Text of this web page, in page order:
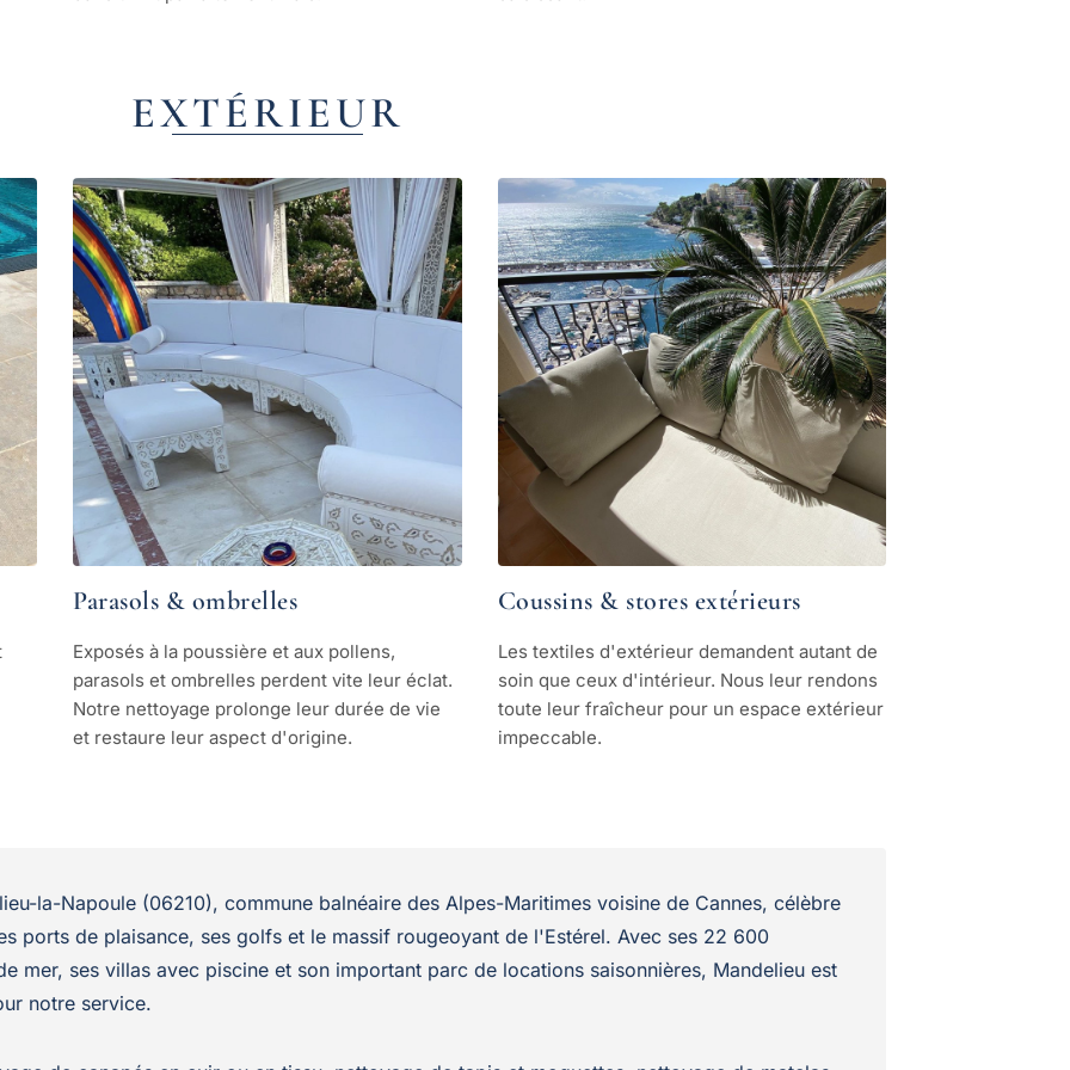
EXTÉRIEUR
Parasols & ombrelles
Exposés à la poussière et aux pollens,
parasols et ombrelles perdent vite leur éclat.
Notre nettoyage prolonge leur durée de vie
et restaure leur aspect d'origine.
Coussins & stores extérieurs
Les textiles d'extérieur demandent autant de
soin que ceux d'intérieur. Nous leur rendons
toute leur fraîcheur pour un espace extérieur
impeccable.
la-Napoule (06210), commune balnéaire des Alpes-Maritimes voisine de Cannes, célèbre
ports de plaisance, ses golfs et le massif rougeoyant de l'Estérel. Avec ses 22 600
mer, ses villas avec piscine et son important parc de locations saisonnières, Mandelieu est
notre service.